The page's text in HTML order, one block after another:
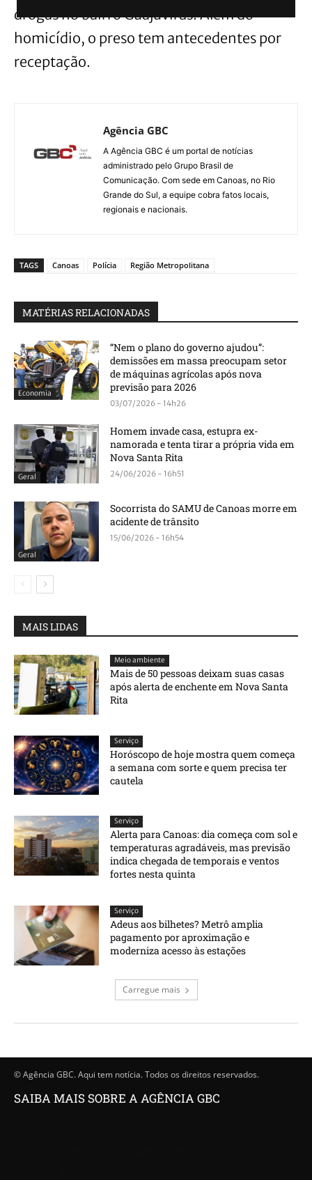
drogas no bairro Guajuviras. Além do
homicídio, o preso tem antecedentes por
receptação.
Agência GBC
A Agência GBC é um portal de notícias
administrado pelo Grupo Brasil de
Comunicação. Com sede em Canoas, no Rio
Grande do Sul, a equipe cobra fatos locais,
regionais e nacionais.
TAGS Canoas Polícia Região Metropolitana
MATÉRIAS RELACIONADAS
Economia
“Nem o plano do governo ajudou”:
demissões em massa preocupam setor
de máquinas agrícolas após nova
previsão para 2026
03/07/2026 - 14h26
Geral
Homem invade casa, estupra ex-
namorada e tenta tirar a própria vida em
Nova Santa Rita
24/06/2026 - 16h51
Geral
Socorrista do SAMU de Canoas morre em
acidente de trânsito
15/06/2026 - 16h54
MAIS LIDAS
Meio ambiente
Mais de 50 pessoas deixam suas casas
após alerta de enchente em Nova Santa
Rita
Serviço
Horóscopo de hoje mostra quem começa
a semana com sorte e quem precisa ter
cautela
Serviço
Alerta para Canoas: dia começa com sol e
temperaturas agradáveis, mas previsão
indica chegada de temporais e ventos
fortes nesta quinta
Serviço
Adeus aos bilhetes? Metrô amplia
pagamento por aproximação e
moderniza acesso às estações
Carregue mais
© Agência GBC. Aqui tem notícia. Todos os direitos reservados.
SAIBA MAIS SOBRE A AGÊNCIA GBC